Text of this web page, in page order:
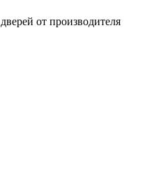
от производителя